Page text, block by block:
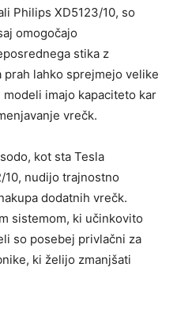
Philips XD5123/10, so
omogočajo
stika z
prah lahko sprejmejo velike
imajo kapaciteto kar
vrečk.
kot sta Tesla
10, nudijo trajnostno
dodatnih vrečk.
sistemom, ki učinkovito
so posebej privlačni za
ki želijo zmanjšati